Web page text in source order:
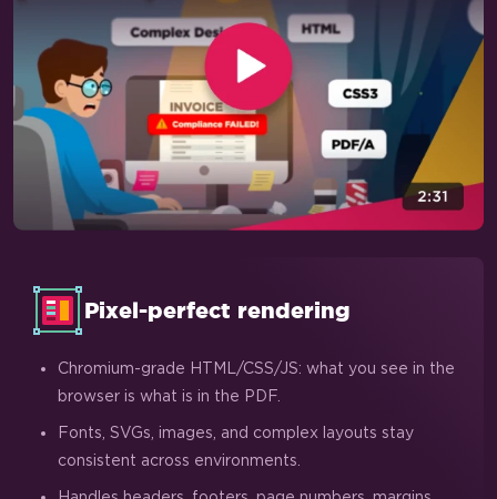
Pixel-perfect rendering
Chromium-grade HTML/CSS/JS: what you see in the
browser is what is in the PDF.
Fonts, SVGs, images, and complex layouts stay
consistent across environments.